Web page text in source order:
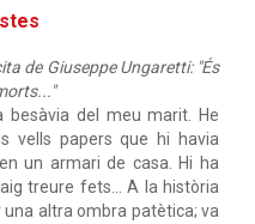
de Giuseppe Ungaretti: "És
del meu marit. He
vells papers que hi havia
un armari de casa. Hi ha
treure fets... A la història
altra ombra patètica; va